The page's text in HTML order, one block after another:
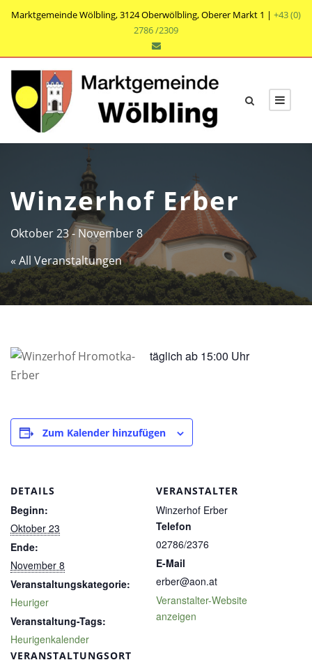
Marktgemeinde Wölbling, 3124 Oberwölbling, Oberer Markt 1 | +43 (0)
2786 /2309
Winzerhof Erber
Oktober 23- November 8
« All Veranstaltungen
täglich ab 15:00 Uhr
Zum Kalender hinzufügen
DETAILS
Beginn:
Oktober 23
Ende:
November 8
Veranstaltungskategorie:
Heuriger
Veranstaltung-Tags:
Heurigenkalender
VERANSTALTUNGSORT
VERANSTALTER
Winzerhof Erber
Telefon
02786/2376
E-Mail
erber@aon.at
Veranstalter-Website
anzeigen